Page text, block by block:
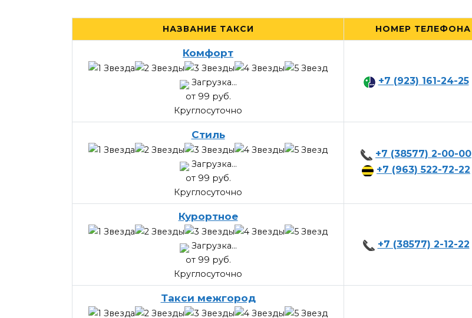
НАЗВАНИЕ ТАКСИ НОМЕР ТЕЛЕФОНА
Комфорт
Загрузка...
от 99 руб.
Круглосуточно
+7 (923) 161-24-25
Стиль
Загрузка...
от 99 руб.
Круглосуточно
+7 (38577) 2-00-00
+7 (963) 522-72-22
Курортное
Загрузка...
от 99 руб.
Круглосуточно
+7 (38577) 2-12-22
Такси межгород